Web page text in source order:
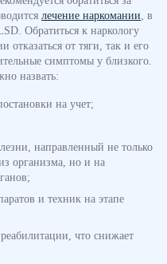
лечение наркомании, в
Обратиться к наркологу
от тяги, так и его
симптомы у близкого.
назвать:
на учет;
направленный не только
организма, но и на
и техник на этапе
что снижает